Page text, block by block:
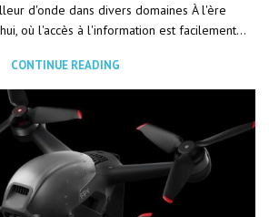
d'onde dans divers domaines À l'ère
où l'accès à l'information est facilement...
CONTINUE READING